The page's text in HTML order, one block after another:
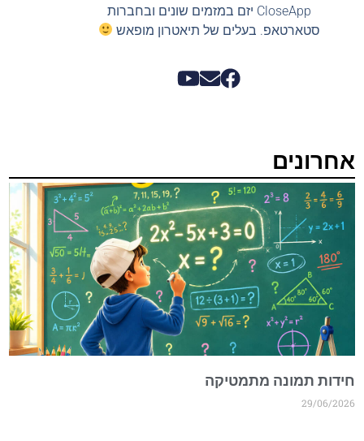
CloseApp יזם במזמים שונים ובחברות
סטארטאפ. בעלים של תיאטרון מופאש
אחרונים
חידות תמונה מתמטיקה
29/06/2026